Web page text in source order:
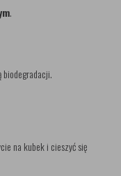
.
biodegradacji.
na kubek i cieszyć się